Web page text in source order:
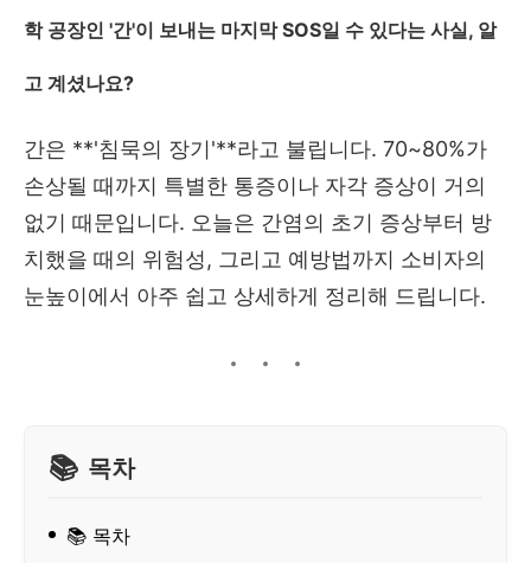
학 공장인 '간'이 보내는 마지막 SOS일 수 있다는 사실, 알
고 계셨나요?
간은 **'침묵의 장기'**라고 불립니다. 70~80%가
손상될 때까지 특별한 통증이나 자각 증상이 거의
없기 때문입니다. 오늘은 간염의 초기 증상부터 방
치했을 때의 위험성, 그리고 예방법까지 소비자의
눈높이에서 아주 쉽고 상세하게 정리해 드립니다.
목차
📚 목차